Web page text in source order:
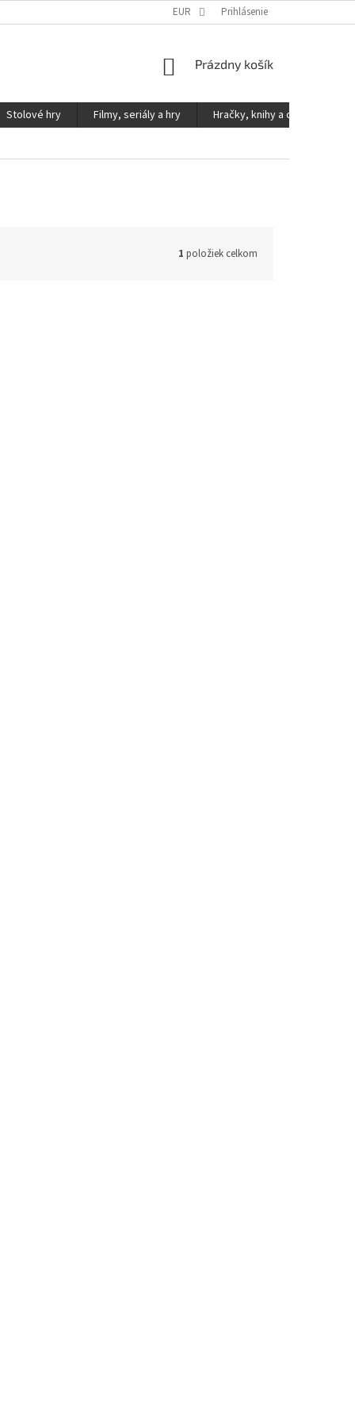
PODMIENKY OCHRANY OSOBNÝCH ÚDAJOV
EUR Prihlásenie
NÁKUPNÝ
Prázdny košík
Stolové hry Filmy, seriály a hry
Hračky, knihy a ostatné
1 položiek celkom